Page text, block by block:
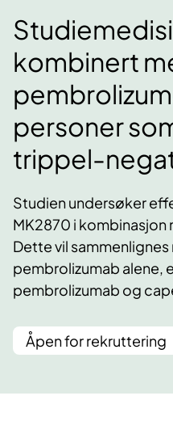
kombinert
personer
trippel-
Studien undersøker
MK2870 i
Dette vil
pembrolizumab alene,
pembrolizumab og
Åpen for rekruttering